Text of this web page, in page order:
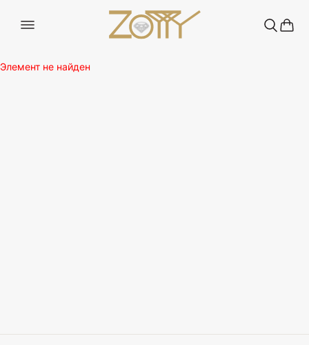
Элемент не найден